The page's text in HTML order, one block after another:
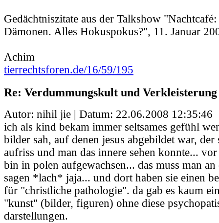
Gedächtniszitate aus der Talkshow
Dämonen. Alles Hokuspokus?", 11. Januar
Achim
tierrechtsforen.de/16/59/195
Re: Verdummungskult und Verkleisterung
Autor: nihil jie | Datum: 22.06.2008 12:35:46
ich als kind bekam immer seltsames gefühl
bilder sah, auf denen jesus abgebildet war, der
aufriss und man das innere sehen konnte...
bin in polen aufgewachsen... das muss man
sagen *lach* jaja... und dort haben sie einen
für "christliche pathologie". da gab es kaum
"kunst" (bilder, figuren) ohne diese
darstellungen.